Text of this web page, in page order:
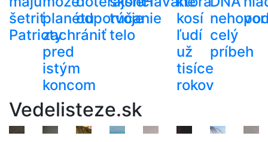
šetriť
Patrioty
planétu
zachrániť
pred
istým
koncom
odporúčanie
tvoje
telo
kosí
ľudí
už
tisíce
rokov
celý
príbeh
Vedelisteze.sk